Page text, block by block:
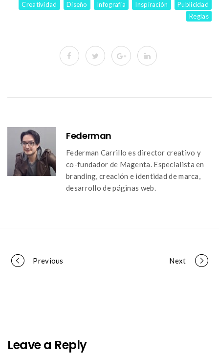
Creatividad Diseño Infografia Inspiración
Publicidad
Reglas
Federman
Federman Carrillo es director creativo y
co-fundador de Magenta. Especialista en
branding, creación e identidad de marca,
desarrollo de páginas web.
Portfolio
Previous Next
Leave a Reply